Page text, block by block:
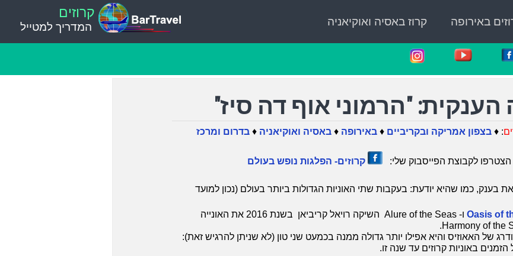
קרוזים
המדריך למטייל באירופה קרוז באסיה ואוקיאניה
הענקית: "הרמוני אוף דה סיז"
: ♦בצפון אמריקה ובקריביים ♦באירופה ♦באסיה ואוקיאניה ♦בדרום ומרכז
הצטרפו לקבוצת הפייסבוק שלי: קרוזים- הפלגות נופש בעולם
בענק, כמו שהיא יודעת: בעקבות שתי האוניות הגדולות ביותר בעולם (נכון למועד
Oasis of
ו- Alure of the Seas השיקה רויאל קריביאן בשנת 2016 את האונייה
של האאוזיס והיא אפילו יותר גדולה ממנה בכמעט שני טון (לא שניתן להרגיש זאת):